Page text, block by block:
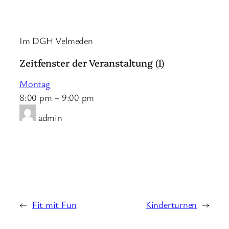
Im DGH Velmeden
Zeitfenster der Veranstaltung (1)
Montag
8:00 pm – 9:00 pm
admin
← Fit mit Fun Kinderturnen →